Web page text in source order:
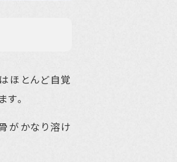
ほとんど自覚
。
がかなり溶け